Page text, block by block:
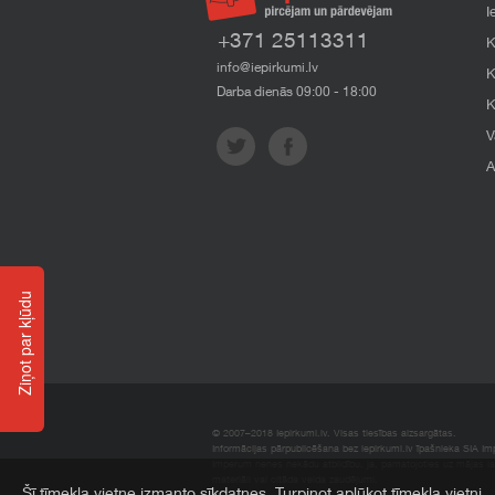
+371 25113311
info@iepirkumi.lv
Darba dienās 09:00 - 18:00
© 2007–2018 Iepirkumi.lv. Visas tiesības aizsargātas.
Informācijas pārpublicēšana bez iepirkumi.lv īpašnieka SIA
Ziņot par kļūdu